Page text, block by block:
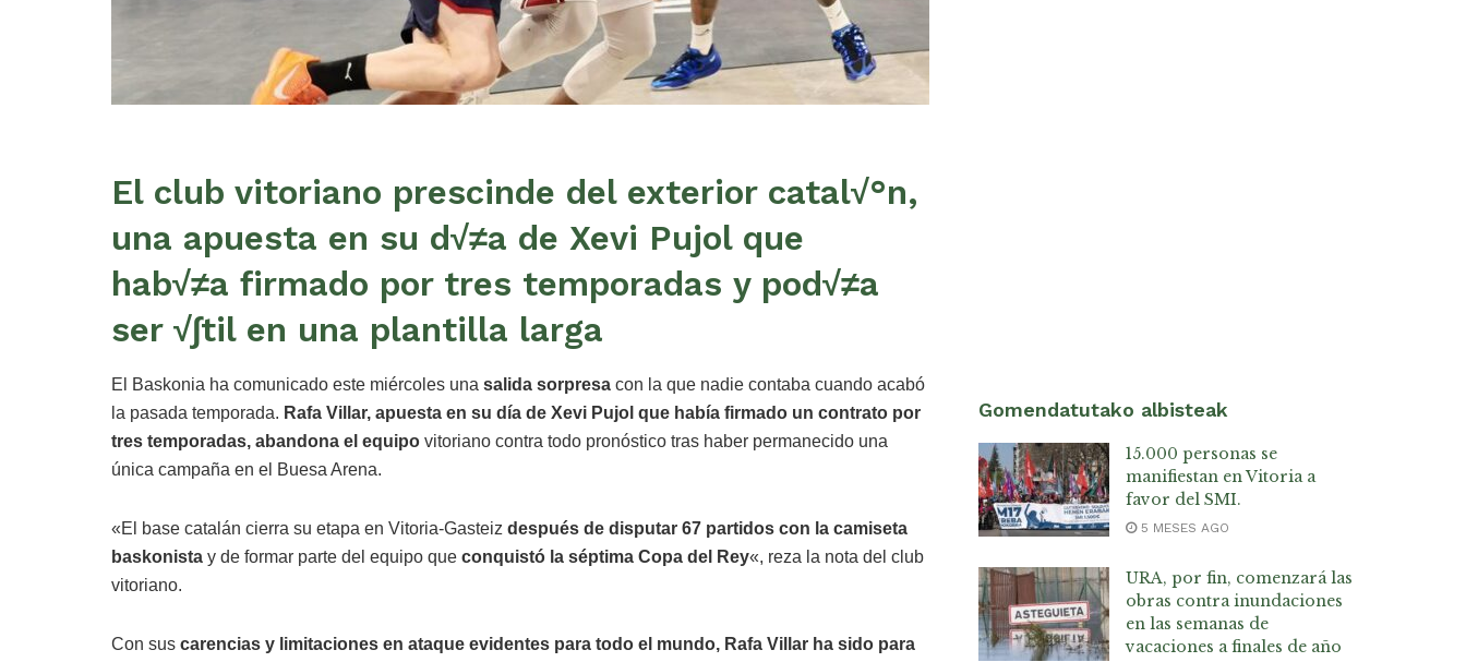
El club vitoriano prescinde del exterior catal√°n,
una apuesta en su d√≠a de Xevi Pujol que
hab√≠a firmado por tres temporadas y pod√≠a
ser √∫til en una plantilla larga
El Baskonia ha comunicado este miércoles una salida sorpresa con la que nadie contaba cuando acabó
la pasada temporada. Rafa Villar, apuesta en su día de Xevi Pujol que había firmado un contrato por
tres temporadas, abandona el equipo vitoriano contra todo pronóstico tras haber permanecido una
única campaña en el Buesa Arena.
«El base catalán cierra su etapa en Vitoria-Gasteiz después de disputar 67 partidos con la camiseta
baskonista y de formar parte del equipo que conquistó la séptima Copa del Rey«, reza la nota del club
vitoriano.
Con sus carencias y limitaciones en ataque evidentes para todo el mundo, Rafa Villar ha sido para
Gomendatutako albisteak
15.000 personas se
manifiestan en Vitoria a
favor del SMI.
5 MESES AGO
URA, por fin, comenzará las
obras contra inundaciones
en las semanas de
vacaciones a finales de año